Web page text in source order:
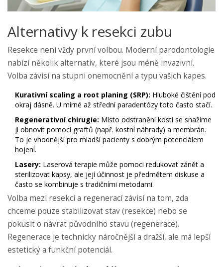
Alternativy k resekci zubu
Resekce není vždy první volbou. Moderní parodontologie
nabízí několik alternativ, které jsou méně invazivní.
Volba závisí na stupni onemocnění a typu vašich kapes.
Kurativní scaling a root planing (SRP): Hluboké čištění pod
okraj dásně. U mírné až střední paradentózy toto často stačí.
Regenerativní chirugie: Místo odstranění kosti se snažíme
ji obnovit pomocí graftů (např. kostní náhrady) a membrán.
To je vhodnější pro mladší pacienty s dobrým potenciálem
hojení.
Lasery: Laserová terapie může pomoci redukovat zánět a
sterilizovat kapsy, ale její účinnost je předmětem diskuse a
často se kombinuje s tradičními metodami.
Volba mezi resekcí a regenerací závisí na tom, zda
chceme pouze stabilizovat stav (resekce) nebo se
pokusit o návrat původního stavu (regenerace).
Regenerace je technicky náročnější a dražší, ale má lepší
estetický a funkční potenciál.